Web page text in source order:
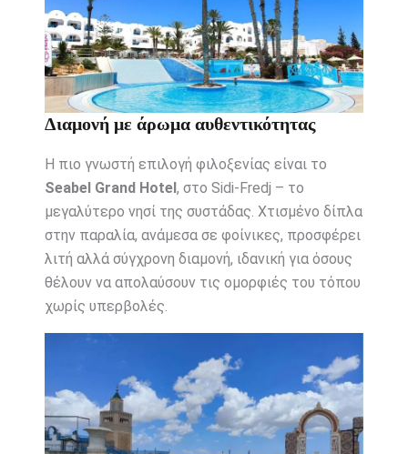
Διαμονή με άρωμα αυθεντικότητας
Η πιο γνωστή επιλογή φιλοξενίας είναι το
Seabel Grand Hotel, στο Sidi-Fredj – το
μεγαλύτερο νησί της συστάδας. Χτισμένο δίπλα
στην παραλία, ανάμεσα σε φοίνικες, προσφέρει
λιτή αλλά σύγχρονη διαμονή, ιδανική για όσους
θέλουν να απολαύσουν τις ομορφιές του τόπου
χωρίς υπερβολές.